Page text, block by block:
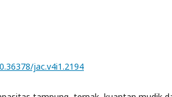
jac.v4i1.2194